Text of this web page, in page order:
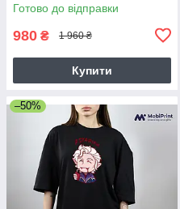
Готово до відправки
980 ₴ 1 960 ₴
Купити
–50%